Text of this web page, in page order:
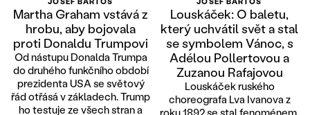
Martha Graham vstává z
hrobu, aby bojovala
proti Donaldu Trumpovi
Od nástupu Donalda Trumpa
do druhého funkčního období
prezidenta USA se světový
řád otřásá v základech. Trump
ho testuje ze všech stran a
Louskáček: O baletu,
který uchvátil svět a stal
se symbolem Vánoc, s
Adélou Pollertovou a
Zuzanou Rafajovou
Louskáček ruského
choreografa Lva Ivanova z